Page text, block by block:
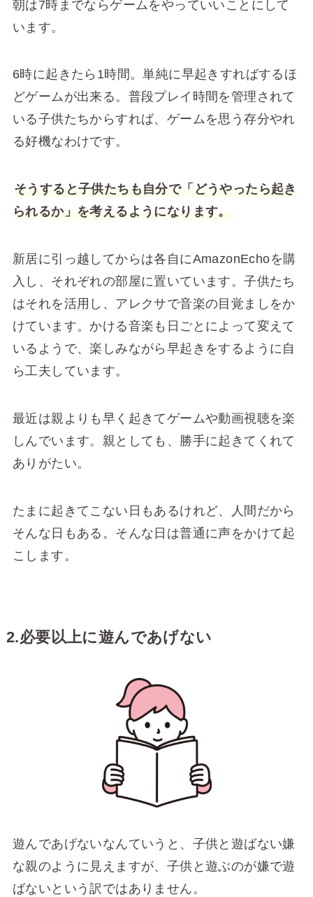
朝は7時までならゲームをやっていいことにして
います。
6時に起きたら1時間。単純に早起きすればするほ
どゲームが出来る。普段プレイ時間を管理されて
いる子供たちからすれば、ゲームを思う存分やれ
る好機なわけです。
そうすると子供たちも自分で「どうやったら起き
られるか」を考えるようになります。
新居に引っ越してからは各自にAmazonEchoを購
入し、それぞれの部屋に置いています。子供たち
はそれを活用し、アレクサで音楽の目覚ましをか
けています。かける音楽も日ごとによって変えて
いるようで、楽しみながら早起きをするように自
ら工夫しています。
最近は親よりも早く起きてゲームや動画視聴を楽
しんでいます。親としても、勝手に起きてくれて
ありがたい。
たまに起きてこない日もあるけれど、人間だから
そんな日もある。そんな日は普通に声をかけて起
こします。
2.必要以上に遊んであげない
遊んであげないなんていうと、子供と遊ばない嫌
な親のように見えますが、子供と遊ぶのが嫌で遊
ばないという訳ではありません。